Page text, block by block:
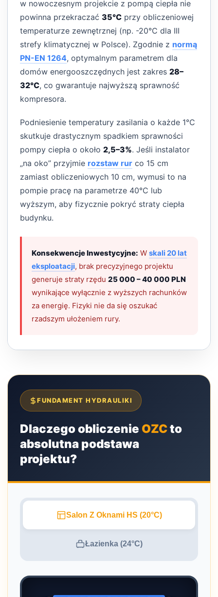
w nowoczesnym projekcie z pompą ciepła nie
powinna przekraczać 35°C przy obliczeniowej
temperaturze zewnętrznej (np. -20°C dla III
strefy klimatycznej w Polsce). Zgodnie z normą
PN-EN 1264, optymalnym parametrem dla
domów energooszczędnych jest zakres 28–
32°C, co gwarantuje najwyższą sprawność
kompresora.
Podniesienie temperatury zasilania o każde 1°C
skutkuje drastycznym spadkiem sprawności
pompy ciepła o około 2,5–3%. Jeśli instalator
„na oko” przyjmie rozstaw rur co 15 cm
zamiast obliczeniowych 10 cm, wymusi to na
pompie pracę na parametrze 40°C lub
wyższym, aby fizycznie pokryć straty ciepła
budynku.
Konsekwencje Inwestycyjne: W skali 20 lat
eksploatacji, brak precyzyjnego projektu
generuje straty rzędu 25 000 – 40 000 PLN
wynikające wyłącznie z wyższych rachunków
za energię. Fizyki nie da się oszukać
rzadszym ułożeniem rury.
FUNDAMENT HYDRAULIKI
Dlaczego obliczenie OZCto
absolutna podstawa
projektu?
Salon Z Oknami HS (20°C)
Łazienka (24°C)